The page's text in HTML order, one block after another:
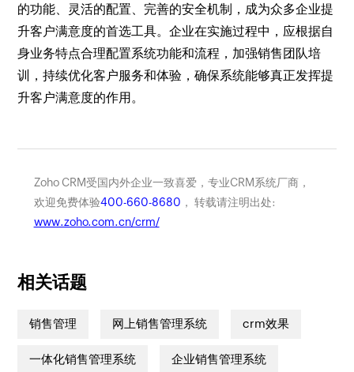
的功能、灵活的配置、完善的安全机制，成为众多企业提
升客户满意度的首选工具。企业在实施过程中，应根据自
身业务特点合理配置系统功能和流程，加强销售团队培
训，持续优化客户服务和体验，确保系统能够真正发挥提
升客户满意度的作用。
Zoho CRM受国内外企业一致喜爱，专业CRM系统厂商，
欢迎免费体验400-660-8680 ， 转载请注明出处:
www.zoho.com.cn/crm/
相关话题
销售管理 网上销售管理系统 crm效果
一体化销售管理系统 企业销售管理系统